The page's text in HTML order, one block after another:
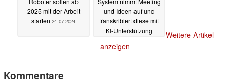
2025 mit der Arbeit
starten 24.07.2024
und Ideen auf und
transkribiert diese mit
KI-Unterstützung
Weitere Artikel
anzeigen
Kommentare